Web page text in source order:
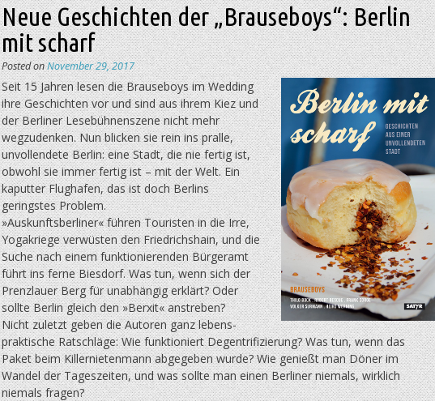
Neue Geschichten der „Brauseboys“: Berlin
mit scharf
Posted onNovember 29, 2017
Seit 15 Jahren lesen die Brauseboys im Wedding
ihre Geschichten vor und sind aus ihrem Kiez und
der Berliner Lesebühnenszene nicht mehr
wegzudenken. Nun blicken sie rein ins pralle,
unvollendete Berlin: eine Stadt, die nie fertig ist,
obwohl sie immer fertig ist – mit der Welt. Ein
kaputter Flughafen, das ist doch Berlins
geringstes Problem.
»Auskunftsberliner« führen Touristen in die Irre,
Yogakriege verwüsten den Friedrichs­hain, und die
Suche nach einem funktionierenden Bürgeramt
führt ins ferne Biesdorf. Was tun, wenn sich der
Prenzlauer Berg für unabhängig erklärt? Oder
sollte Berlin gleich den »Berxit« anstreben?
Nicht zuletzt geben die Autoren ganz lebens­
praktische Ratschläge: Wie funktioniert Degentrifizierung? Was tun, wenn das
Paket beim Killernietenmann abge­ge­ben wurde? Wie genießt man Döner im
Wandel der Tageszeiten, und was sollte man einen Berliner niemals, wirklich
niemals fragen?